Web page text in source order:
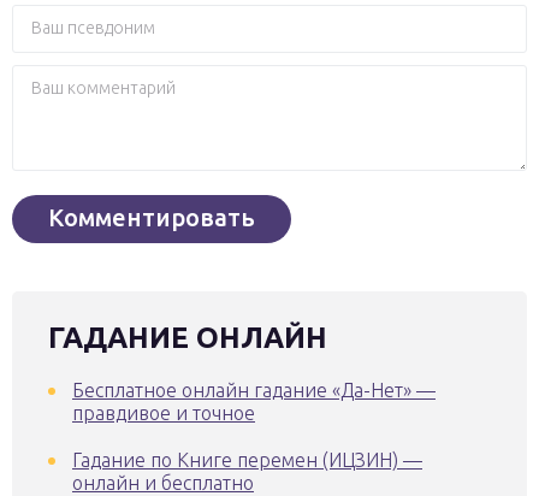
ГАДАНИЕ ОНЛАЙН
Бесплатное онлайн гадание «Да-Нет» —
правдивое и точное
Гадание по Книге перемен (ИЦЗИН) —
онлайн и бесплатно